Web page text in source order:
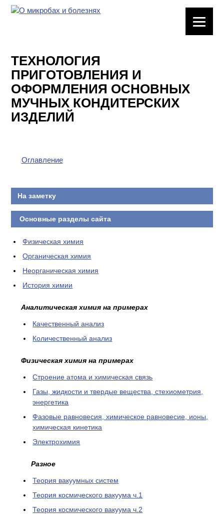
ХИМИЧЕСКАЯ
ПОСУДА
ВРЕДНЫЕ
ФАКТОРЫ
И ХИМИЧЕСКАЯ
ТЕХНОЛОГИЯ
ТЕХНОЛОГИЯ
ПРИГОТОВЛЕНИЯ И
ОФОРМЛЕНИЯ ОСНОВНЫХ
МУЧНЫХ КОНДИТЕРСКИХ
ИЗДЕЛИЙ
Оглавление
На заметку
Основные разделы сайта
Физическая химия
Органическая химия
Неорганическая химия
История химии
Аналитическая химия на примерах
Качественный анализ
Количественный анализ
Физическая химия на примерах
Cтроение атома и химическая связь
Газы, жидкости и твердые вещества, стехиометрия,
энергетика
Фазовые равновесия, химическое равновесие, ионы,
химическая кинетика
Электрохимия
Разное
Теория вакуумных систем
Теория космического вакуума ч.1
Теория космического вакуума ч.2